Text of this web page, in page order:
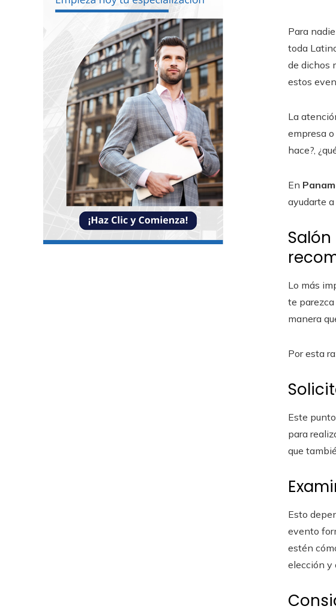
Para
toda
de dichos
estos
La
empresa
hace?,
En
ayudarte
Lo más
te
manera
Por esta
Este
para
que
Esto
evento
estén
elección y